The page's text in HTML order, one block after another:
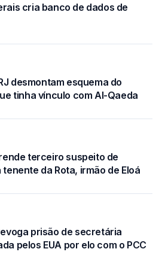
cria banco de dados de
desmontam esquema do
tinha vínculo com Al-Qaeda
terceiro suspeito de
tenente da Rota, irmão de Eloá
prisão de secretária
pelos EUA por elo com o PCC